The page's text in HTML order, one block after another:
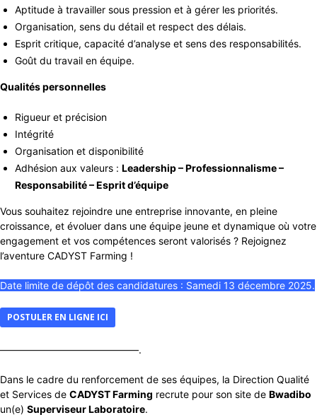
Aptitude à travailler sous pression et à gérer les priorités.
Organisation, sens du détail et respect des délais.
Esprit critique, capacité d’analyse et sens des responsabilités.
Goût du travail en équipe.
Qualités personnelles
Rigueur et précision
Intégrité
Organisation et disponibilité
Adhésion aux valeurs : Leadership – Professionnalisme –
Responsabilité – Esprit d’équipe
Vous souhaitez rejoindre une entreprise innovante, en pleine
croissance, et évoluer dans une équipe jeune et dynamique où votre
engagement et vos compétences seront valorisés ? Rejoignez
l’aventure CADYST Farming !
Date limite de dépôt des candidatures : Samedi 13 décembre 2025.
POSTULER EN LIGNE ICI
——————————————.
Dans le cadre du renforcement de ses équipes, la Direction Qualité
et Services de CADYST Farming recrute pour son site de Bwadibo
un(e) Superviseur Laboratoire.